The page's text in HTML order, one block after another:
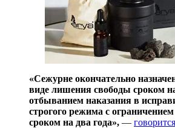
«Сежурне окончательно
виде лишения свободы сроком
отбыванием наказания в
строгого режима с
сроком на два года», — говорится